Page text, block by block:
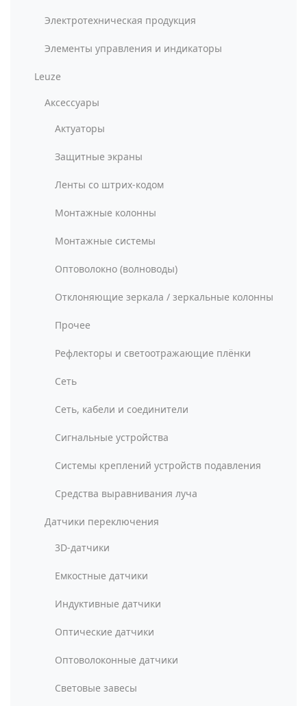
Электротехническая продукция
Элементы управления и индикаторы
Leuze
Аксессуары
Актуаторы
Защитные экраны
Ленты со штрих-кодом
Монтажные колонны
Монтажные системы
Оптоволокно (волноводы)
Отклоняющие зеркала / зеркальные колонны
Прочее
Рефлекторы и светоотражающие плёнки
Сеть
Сеть, кабели и соединители
Сигнальные устройства
Системы креплений устройств подавления
Средства выравнивания луча
Датчики переключения
3D-датчики
Емкостные датчики
Индуктивные датчики
Оптические датчики
Оптоволоконные датчики
Световые завесы